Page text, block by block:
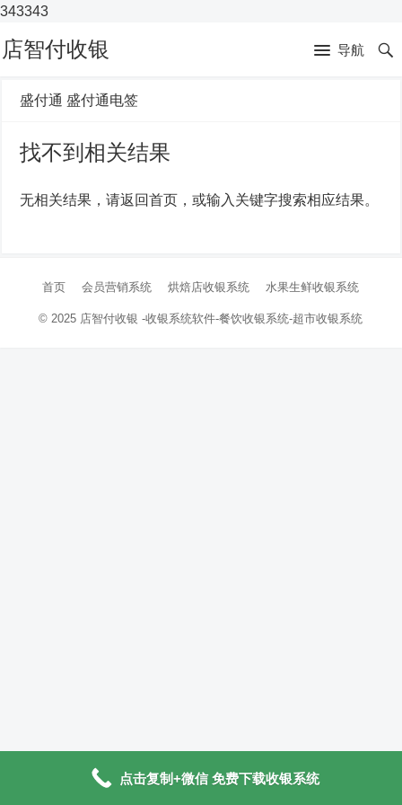
343343
店智付收银 导航
盛付通 盛付通电签
找不到相关结果
无相关结果，请返回首页，或输入关键字搜索相应结果。
首页 会员营销系统 烘焙店收银系统 水果生鲜收银系统
© 2025 店智付收银 -收银系统软件-餐饮收银系统-超市收银系统
点击复制+微信 免费下载收银系统